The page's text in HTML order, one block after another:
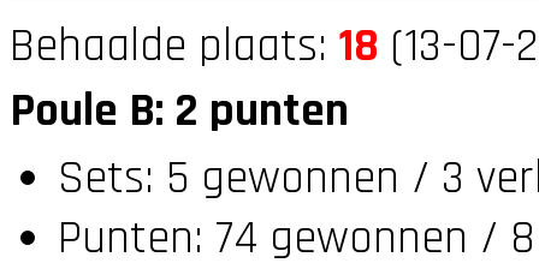
Behaalde plaats: 18 (13-07-
Poule B: 2 punten
Sets: 5 gewonnen / 3
Punten: 74 gewonnen /